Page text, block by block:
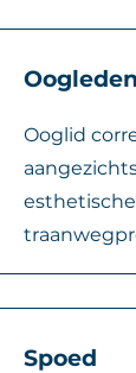
Ooglid
Spoed